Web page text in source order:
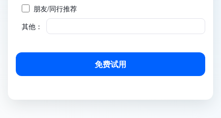
朋友/同行推荐
其他：
免费试用